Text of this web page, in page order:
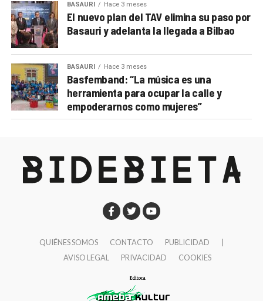
BASAURI Hace 3 meses
El nuevo plan del TAV elimina su paso por
Basauri y adelanta la llegada a Bilbao
BASAURI Hace 3 meses
Basfemband: “La música es una
herramienta para ocupar la calle y
empoderarnos como mujeres”
QUIÉNES SOMOS CONTACTO PUBLICIDAD
AVISO LEGAL
PRIVACIDAD COOKIES